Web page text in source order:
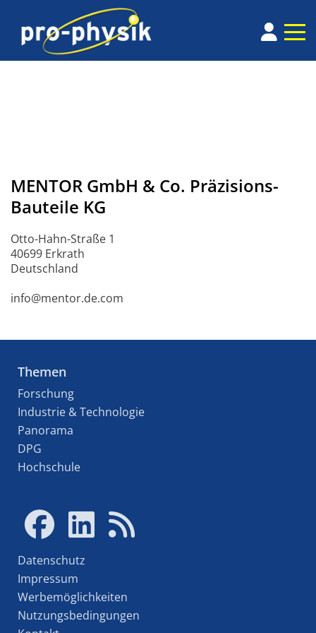
MENTOR GmbH & Co. Präzisions-
Bauteile KG
Otto-Hahn-Straße 1
40699 Erkrath
Deutschland
info@mentor.de.com
Themen
Forschung
Industrie & Technologie
Panorama
DPG
Hochschule
Datenschutz
Impressum
Werbemöglichkeiten
Nutzungsbedingungen